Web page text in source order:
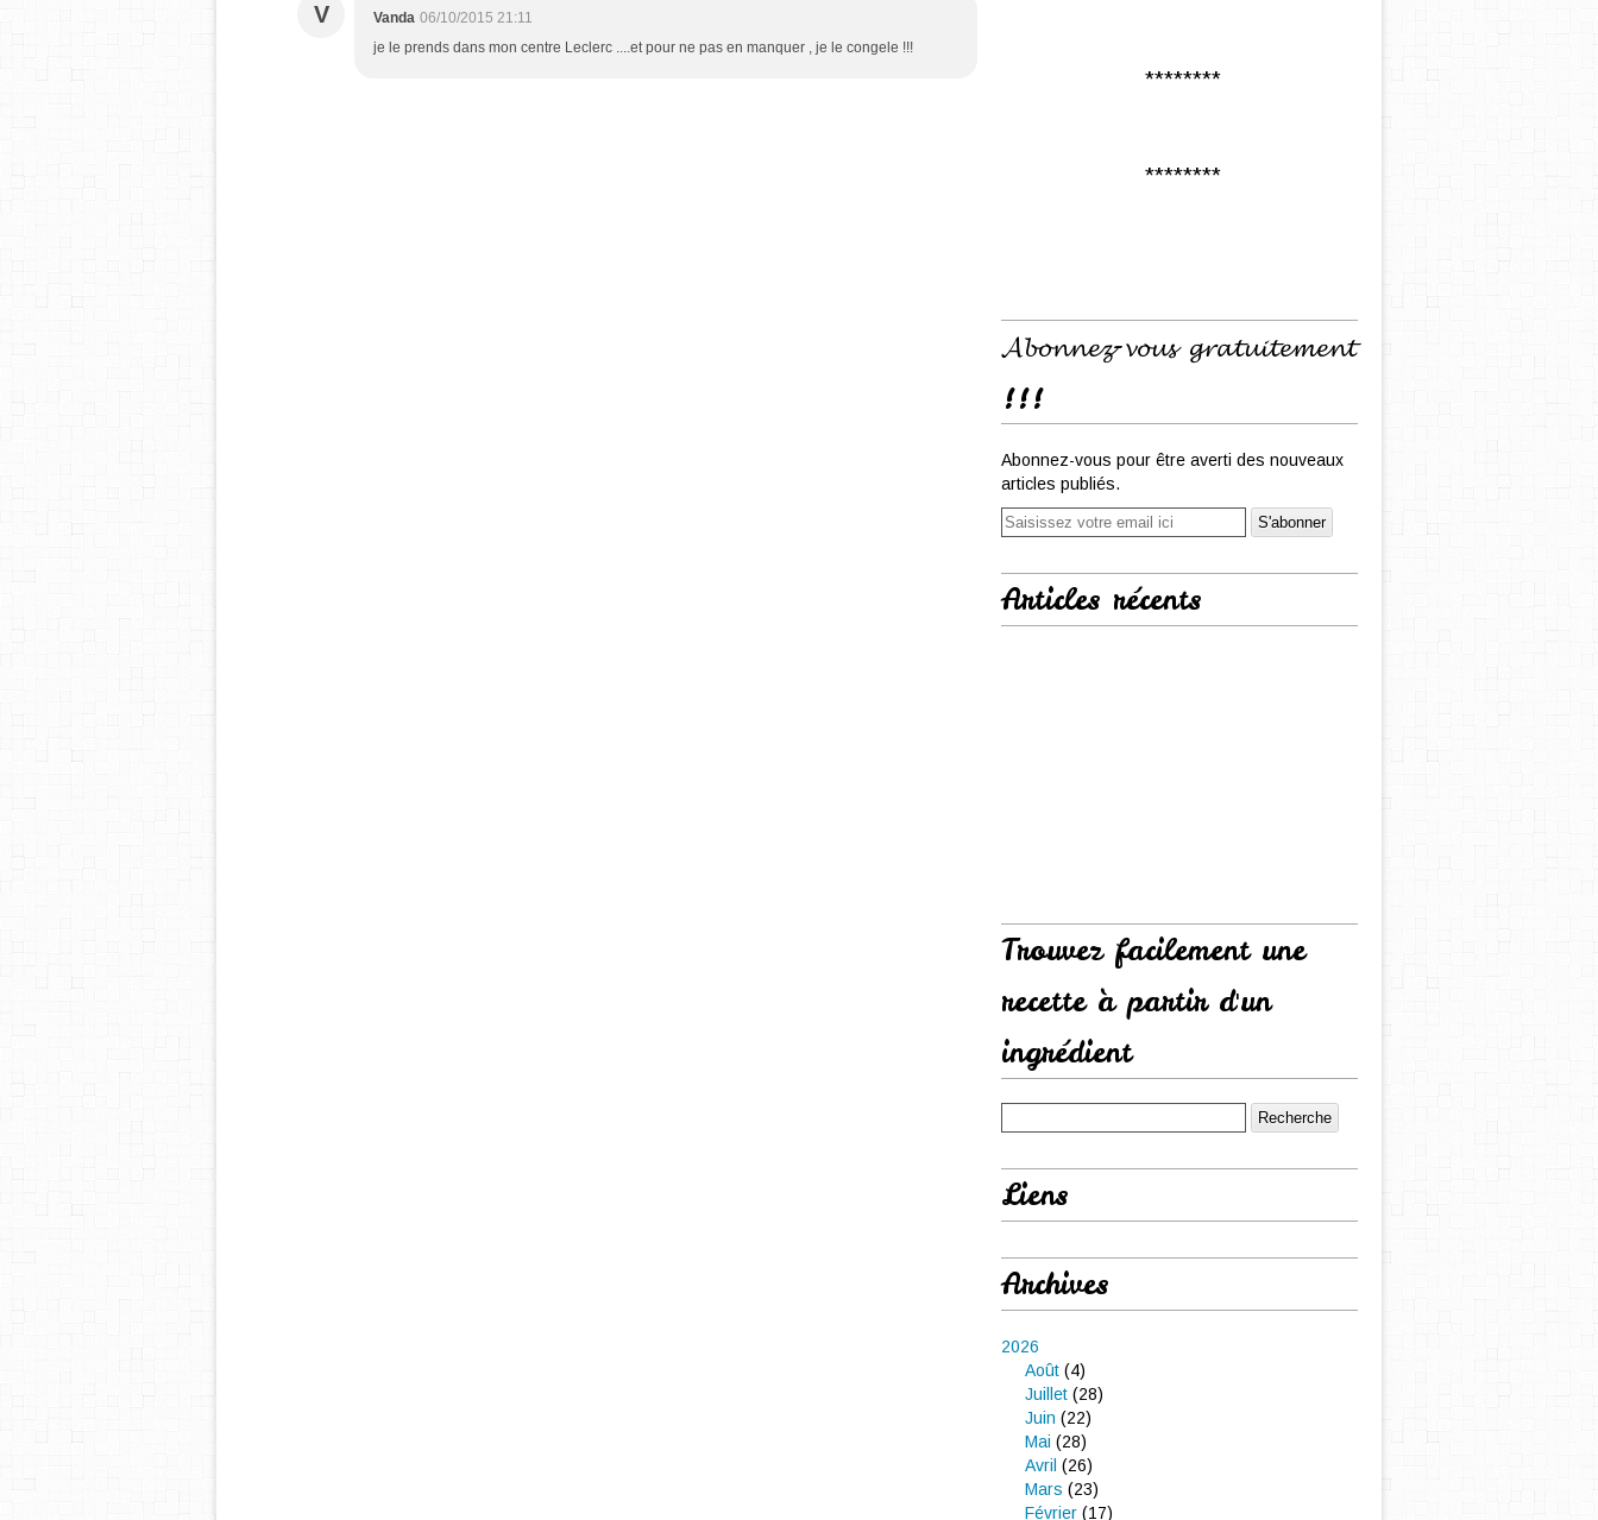
V Vanda 06/10/2015 21:11
je le prends dans mon centre Leclerc ....et pour ne pas en manquer , je le congele !!!
********
********
𝓐𝓫𝓸𝓷𝓷𝓮𝔃-𝓿𝓸𝓾𝓼 𝓰𝓻𝓪𝓽𝓾𝓲𝓽𝓮𝓶𝓮𝓷𝓽
!!!
Abonnez-vous pour être averti des nouveaux
articles publiés.
Articles récents
Trouvez facilement une
recette à partir d'un
ingrédient
Liens
Archives
2026
Août (4)
Juillet (28)
Juin (22)
Mai (28)
Avril (26)
Mars (23)
Février (17)